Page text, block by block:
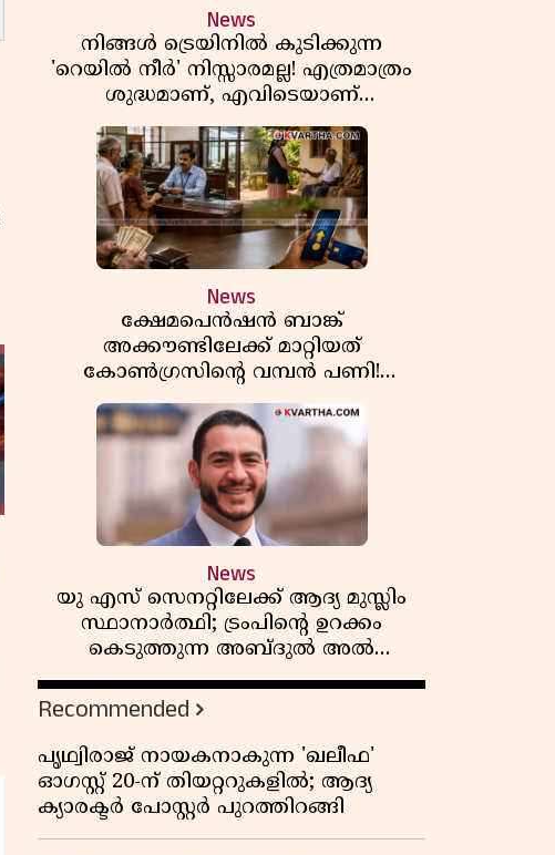
News
നിങ്ങൾ ട്രെയിനിൽ കുടിക്കുന്ന
'റെയിൽ നീർ' നിസ്സാരമല്ല! എത്രമാത്രം
ശുദ്ധമാണ്, എവിടെയാണ്
ഉണ്ടാക്കുന്നത്? നിർമാണ രഹസ്യങ്ങൾ
അത്ഭുതപ്പെടുത്തും
News
ക്ഷേമപെൻഷൻ ബാങ്ക്
അക്കൗണ്ടിലേക്ക് മാറ്റിയത്
കോൺഗ്രസിന്റെ വമ്പൻ പണി!
സഹകരണ സംഘങ്ങളെ
ഒഴിവാക്കുമ്പോൾ വലിയ തിരിച്ചടി
സിപിഎമ്മിന്? നഷ്ടമാകുന്നത് ജനകീയ
അടിത്തറ!
News
യു എസ് സെനറ്റിലേക്ക് ആദ്യ മുസ്ലിം
സ്ഥാനാർത്ഥി; ട്രംപിന്റെ ഉറക്കം
കെടുത്തുന്ന അബ്ദുൽ അൽ
സയ്യിദിന്റെ രാഷ്ട്രീയ തരംഗം!
'അവസാന റിപ്പബ്ലിക്കൻ
പ്രസിഡന്റാകുമോ ട്രംപ്?'
Recommended
പൃഥ്വിരാജ് നായകനാകുന്ന 'ഖലീഫ'
ഓഗസ്റ്റ് 20-ന് തിയറ്ററുകളിൽ; ആദ്യ
ക്യാരക്ടർ പോസ്റ്റർ പുറത്തിറങ്ങി